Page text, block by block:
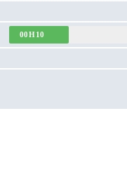
00H10